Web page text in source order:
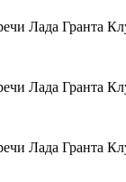
Лада Гранта
Лада Гранта
Лада Гранта